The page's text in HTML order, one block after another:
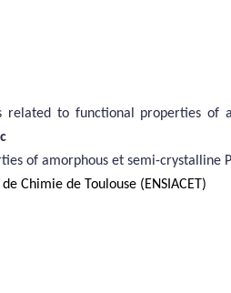
to functional properties of
of amorphous et semi-crystalline
Chimie de Toulouse (ENSIACET)